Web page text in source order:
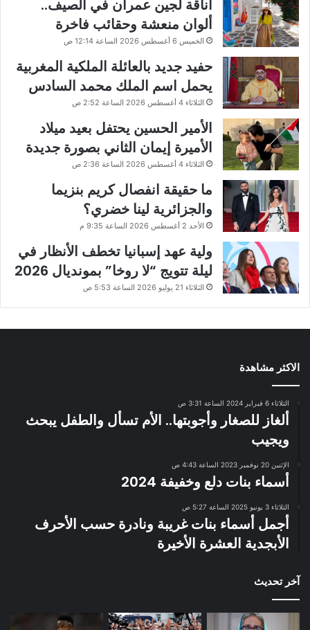
أناقة لجين عمران في الصيف..
ألوان منعشة وحقائب فاخرة
الخميس 6 أغسطس 2026 الساعة 12:14 ص
حفيد جديد بالعائلة الملكية المغربية
يحمل اسم الملك محمد السادس
الثلاثاء 4 أغسطس 2026 الساعة 2:52 ص
الأمير الحسين يحتفل بعيد ميلاد
الأميرة إيمان الثاني بصورة جديدة
الثلاثاء 4 أغسطس 2026 الساعة 2:36 ص
ما حقيقة انفصال كريم بنزيما
والجزائرية لينا خضري؟
الأحد 2 أغسطس 2026 الساعة 9:35 م
ولية عهد إسبانيا تخطف الأنظار في
ليلة تتويج “لا روخا” بمونديال 2026
الثلاثاء 21 يوليو 2026 الساعة 5:53 ص
الاكثر مشاهدة
الثلاثاء 6 فبراير 2024 الساعة 3:31 ص
ألغاز للصغار وأجوبتها.. الأم تسأل والطفل يبحث
ويجيب
الإثنين 20 نوفمبر 2023 الساعة 4:43 ص
أسماء بنات دلع وخفيفة 2024
الثلاثاء 3 يونيو 2025 الساعة 5:27 ص
أجمل أسماء بنات غريبة ونادرة حسب الأحرف
الأبجدية العشرة الأخيرة
آخر تحديث